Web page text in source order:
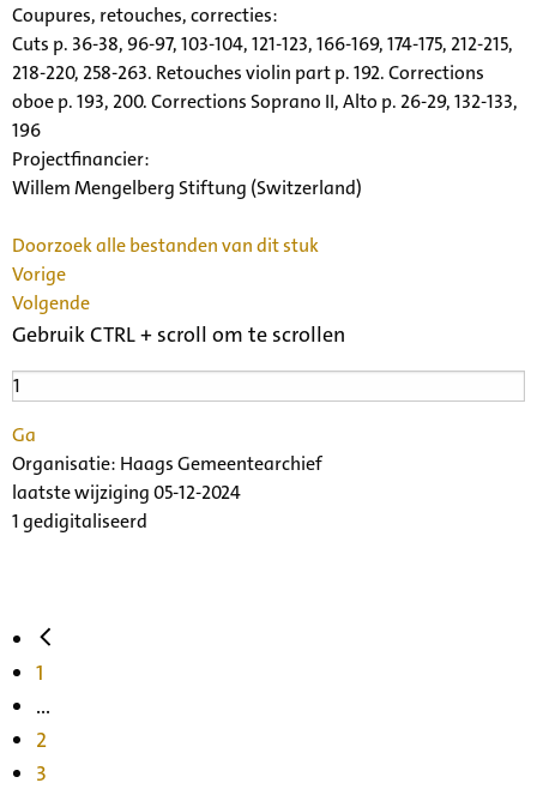
Coupures, retouches, correcties:
Cuts p. 36-38, 96-97, 103-104, 121-123, 166-169, 174-175, 212-215,
218-220, 258-263. Retouches violin part p. 192. Corrections
oboe p. 193, 200. Corrections Soprano II, Alto p. 26-29, 132-133,
196
Projectfinancier:
Willem Mengelberg Stiftung (Switzerland)
Doorzoek alle bestanden van dit stuk
Vorige
Volgende
Gebruik CTRL + scroll om te scrollen
Ga
Organisatie: Haags Gemeentearchief
laatste wijziging 05-12-2024
1 gedigitaliseerd
1
...
2
3